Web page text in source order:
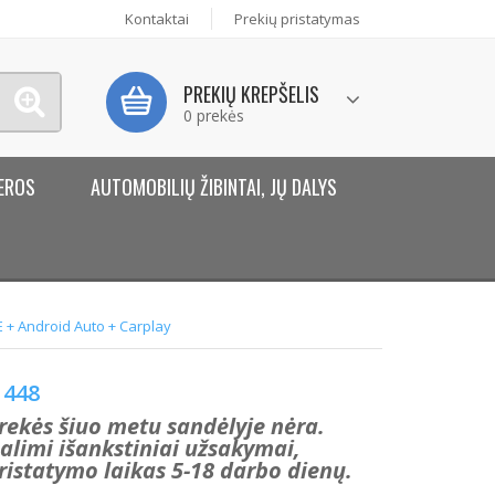
Kontaktai Prekių pristatymas
PREKIŲ KREPŠELIS
0 prekės
AUTOMOBILIŲ ŽIBINTAI, JŲ DALYS
+ Android Auto + Carplay
448
šiuo metu sandėlyje nėra.
išankstiniai užsakymai,
laikas 5-18 darbo dienų.